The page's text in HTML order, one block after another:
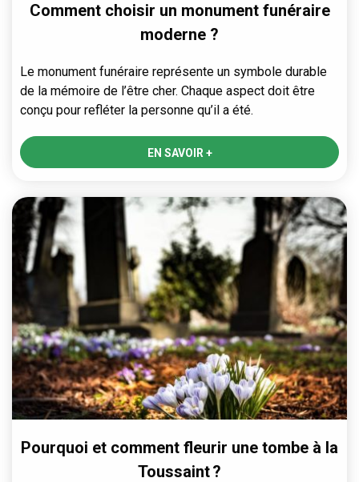
Comment choisir un monument funéraire
moderne ?
Le monument funéraire représente un symbole durable
de la mémoire de l’être cher. Chaque aspect doit être
conçu pour refléter la personne qu’il a été.
EN SAVOIR +
Pourquoi et comment fleurir une tombe à la
Toussaint ?